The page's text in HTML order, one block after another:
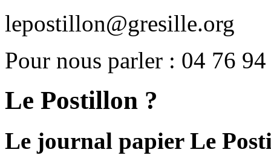
lepostillon@gresille.org
Pour nous parler : 04 76
Le Postillon ?
Le journal papier Le